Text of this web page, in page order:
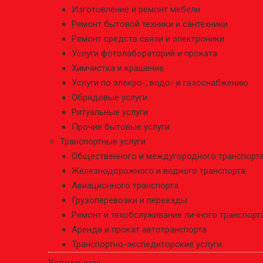
Изготовление и ремонт мебели
Ремонт бытовой техники и сантехники
Ремонт средств связи и электроники
Услуги фотолабораторий и проката
Химчистка и крашение
Услуги по элекро-, водо- и газоснабжению
Обрядовые услуги
Ритуальные услуги
Прочие бытовые услуги
Транспортные услуги
Общественного и междугородного
Железнодорожного и водного транспорта
Авиационного транспорта
Грузоперевозки и переезды
Ремонт и техобслуживание личного
Аренда и прокат автотранспорта
Транспортно-экспедиторские услуги